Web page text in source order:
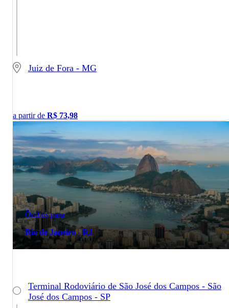
Juiz de Fora - MG
a partir de R$ 73,98
Ônibus para
Rio de Janeiro - RJ
Terminal Rodoviário de São José dos Campos - São
José dos Campos - SP